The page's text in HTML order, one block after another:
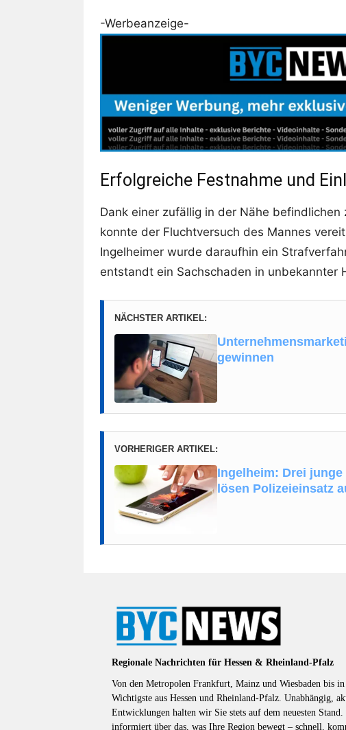
-Werbeanzeige-
Erfolgreiche Festnahme und
Dank einer zufällig in der Nähe
konnte der Fluchtversuch des Mannes
Ingelheimer wurde daraufhin ein
entstandt ein Sachschaden in unbekannter
NÄCHSTER ARTIKEL:
gewinnen
VORHERIGER ARTIKEL:
Ingelheim: Drei
lösen Polizeieinsatz
Regionale Nachrichten für Hessen & Rheinland-Pfalz
Von den Metropolen Frankfurt, Mainz und Wiesbaden bis
Wichtigste aus Hessen und Rheinland-Pfalz. Unabhängig,
Entwicklungen halten wir Sie stets auf dem neuesten
informiert über das, was Ihre Region bewegt – schnell,